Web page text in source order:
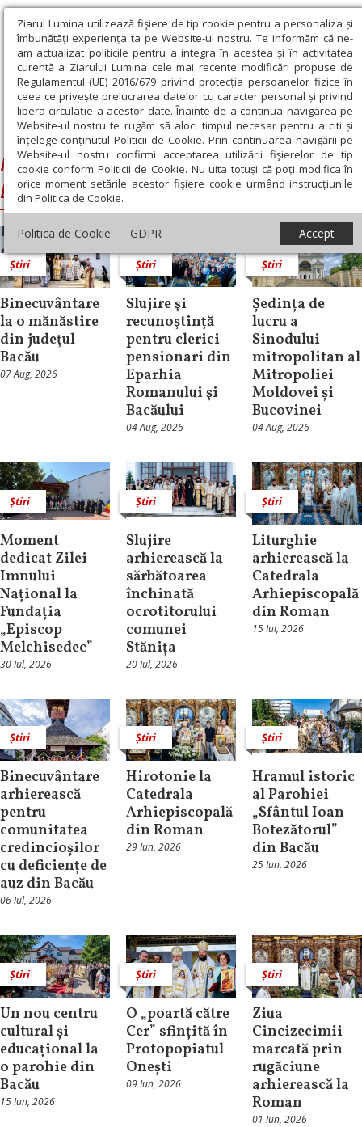
Ziarul Lumina utilizează fişiere de tip cookie pentru a personaliza și
îmbunătăți experiența ta pe Website-ul nostru. Te informăm că ne-
am actualizat politicile pentru a integra în acestea și în activitatea
curentă a Ziarului Lumina cele mai recente modificări propuse de
Regulamentul (UE) 2016/679 privind protecția persoanelor fizice în
ceea ce privește prelucrarea datelor cu caracter personal și privind
libera circulație a acestor date. Înainte de a continua navigarea pe
Website-ul nostru te rugăm să aloci timpul necesar pentru a citi și
înțelege conținutul Politicii de Cookie. Prin continuarea navigării pe
Website-ul nostru confirmi acceptarea utilizării fişierelor de tip
cookie conform Politicii de Cookie. Nu uita totuși că poți modifica în
orice moment setările acestor fişiere cookie urmând instrucțiunile
din Politica de Cookie.
Politica de Cookie GDPR Accept
Ziarul Lumina › Ioachim, Arhiepiscopul Romanului şi Bacăului
Ioachim, Arhiepiscopul Romanului şi
Bacăului
Știri
Binecuvântare
la o mănăstire
din judeţul
Bacău
07 Aug, 2026
Știri
Slujire şi
recunoştinţă
pentru clerici
pensionari din
Eparhia
Romanului şi
Bacăului
04 Aug, 2026
Știri
Ședința de
lucru a
Sinodului
mitropolitan al
Mitropoliei
Moldovei și
Bucovinei
04 Aug, 2026
Știri
Moment
dedicat Zilei
Imnului
Național la
Fundația
„Episcop
Melchisedec”
30 Iul, 2026
Știri
Slujire
arhierească la
sărbătoarea
închinată
ocrotitorului
comunei
Stănița
20 Iul, 2026
Știri
Liturghie
arhierească la
Catedrala
Arhiepiscopală
din Roman
15 Iul, 2026
Știri
Binecuvântare
arhierească
pentru
comunitatea
credincioșilor
cu deficiențe de
auz din Bacău
06 Iul, 2026
Știri
Hirotonie la
Catedrala
Arhiepiscopală
din Roman
29 Iun, 2026
Știri
Hramul istoric
al Parohiei
„Sfântul Ioan
Botezătorul”
din Bacău
25 Iun, 2026
Știri
Un nou centru
cultural și
educațional la
o parohie din
Bacău
15 Iun, 2026
Știri
O „poartă către
Cer” sfințită în
Protopopiatul
Onești
09 Iun, 2026
Știri
Ziua
Cincizecimii
marcată prin
rugăciune
arhierească la
Roman
01 Iun, 2026